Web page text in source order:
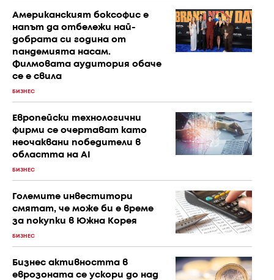
Американският боксофис е
напът да отбележи най-
добрата си година от
пандемията насам.
Филмовата аудитория обаче
се е свила
БИЗНЕС
Европейски технологични
фирми се очертават като
неочаквани победители в
областта на AI
БИЗНЕС
Големите инвеститори
смятат, че може би е време
за покупки в Южна Корея
БИЗНЕС
Бизнес активността в
еврозоната се ускори до над